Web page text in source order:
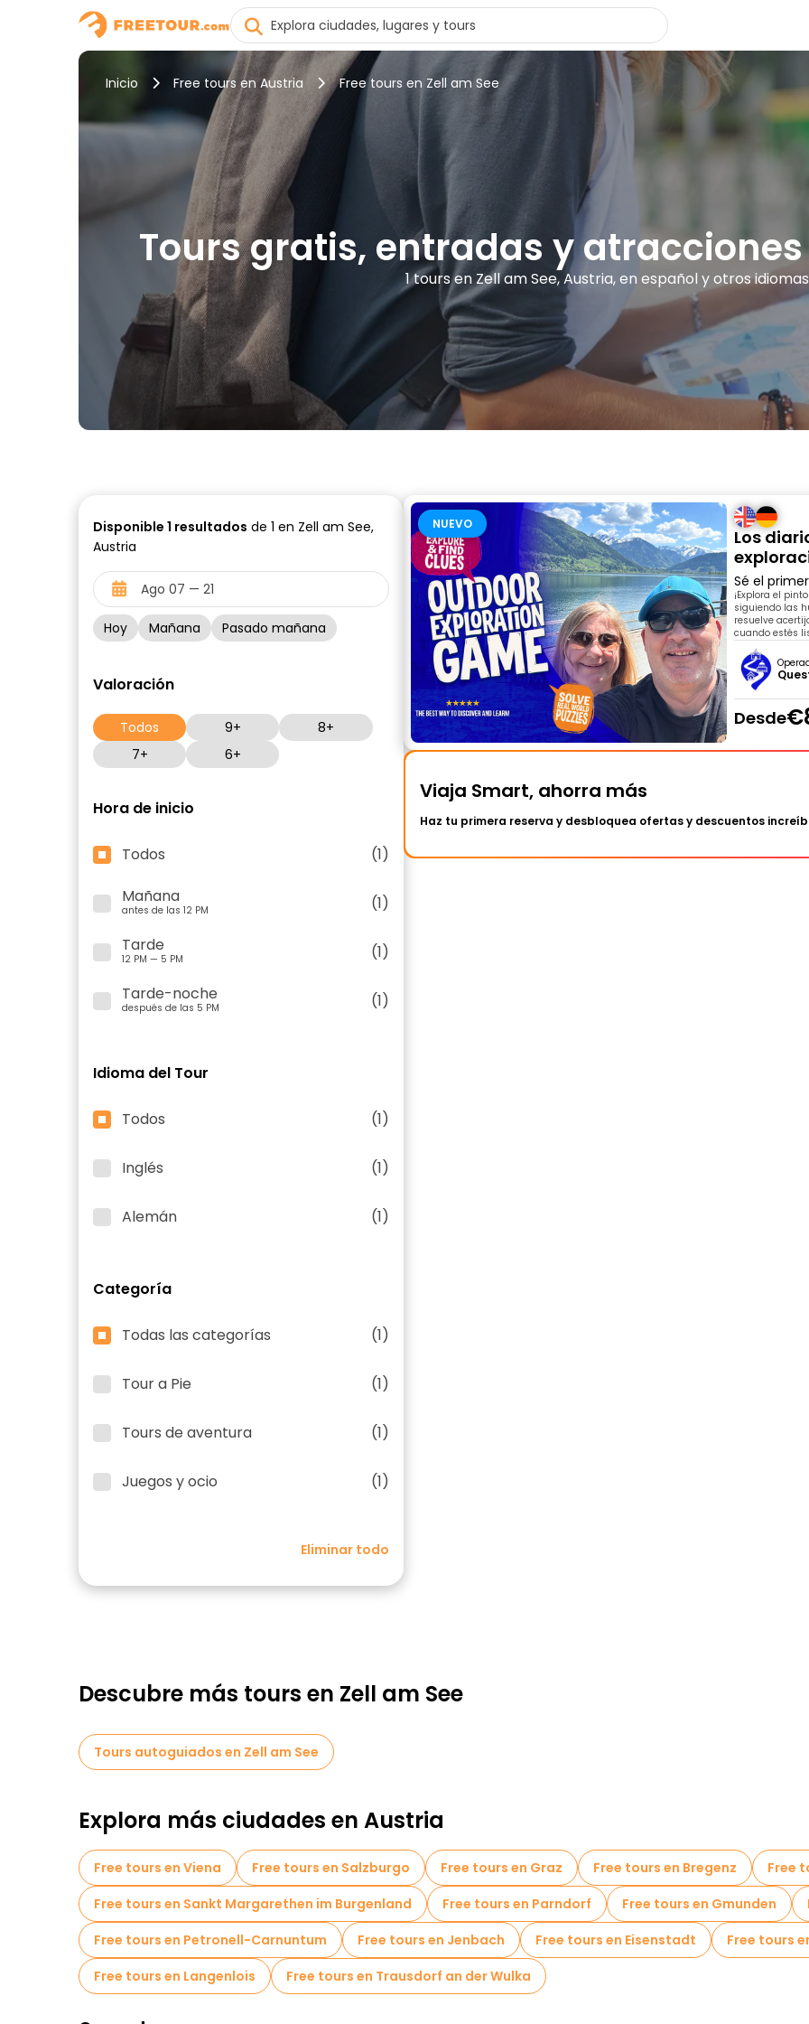
Inicio Free tours en Austria Free tours en Zell am See
Tours gratis, entradas y atracciones
1 tours en Zell am See, Austria, en español y otros idiomas
Disponible 1 resultados de 1 en Zell am See,
Austria
Hoy Mañana Pasado mañana
Valoración
Todos 9+
8+
7+
6+
Hora de inicio
Todos
(1)
Mañana
antes de las 12 PM
(1)
Tarde
12 PM — 5 PM
(1)
Tarde-noche
después de las 5 PM (1)
Idioma del Tour
Todos (1)
Inglés (1)
Alemán (1)
Categoría
Todas las categorías (1)
Tour a Pie (1)
Tours de aventura (1)
Juegos y ocio (1)
Eliminar todo
NUEVO
Los
Sé el
¡Explora el
siguiendo las
resuelve
cuando estés
Desde
Viaja Smart, ahorra más
Haz tu primera reserva y desbloquea ofertas y descuentos
Descubre más tours en Zell am See
Tours autoguiados en Zell am See
Explora más ciudades en Austria
Free tours en Viena Free tours en Salzburgo Free tours en Graz Free tours en Bregenz
Free
Free tours en Sankt Margarethen im Burgenland
Free tours en Parndorf Free tours en Gmunden
Free tours en Petronell-Carnuntum
Free tours en Jenbach Free tours en Eisenstadt
Free tours
Free tours en Langenlois
Free tours en Trausdorf an der Wulka